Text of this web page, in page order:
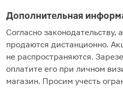
Дополнительная
Согласно законодательству,
продаются дистанционно.
не распространяются.
оплатите его при личном
магазин. Просим учесть